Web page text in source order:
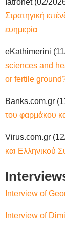
Iatronet (02/
Στρατηγική
ευημερία
eKathimerini
sciences and
or fertile
Banks.com.gr
του φαρμάκου
Virus.com.gr
και Ελληνικού
Interview of
Interview of